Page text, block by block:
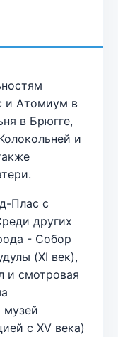
и Атомиум в
в Брюгге,
и
Плас с
других
- Собор
(XI век),
и смотровая
музей
с XV века)